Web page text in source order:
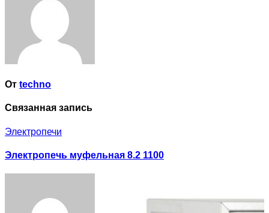
От techno
Связанная запись
Электропечи
Электропечь муфельная 8.2 1100